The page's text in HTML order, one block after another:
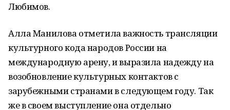
Любимов.
Алла Манилова отметила важность трансляции
культурного кода народов России на
международную арену, и выразила надежду на
возобновление культурных контактов с
зарубежными странами в следующем году. Так
же в своем выступление она отдельно